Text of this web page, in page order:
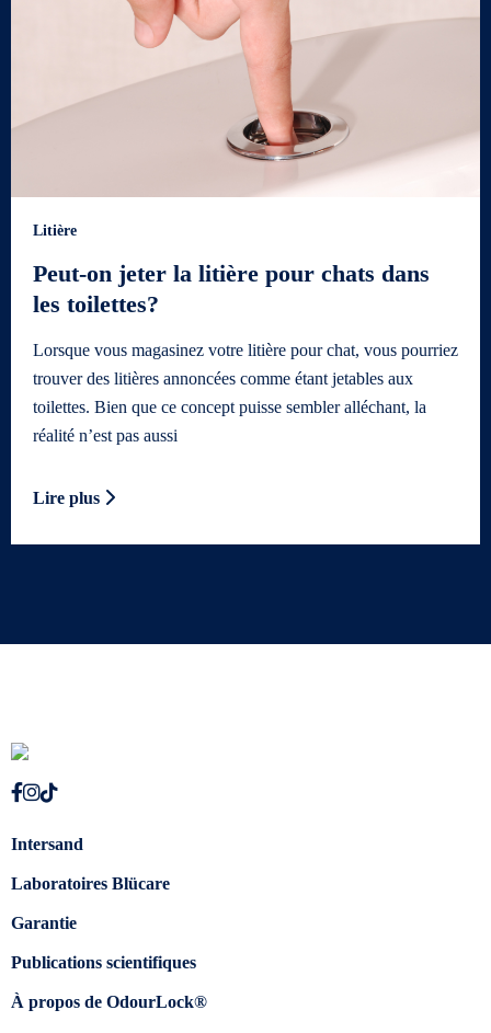
Litière
Peut-on jeter la litière pour chats dans
les toilettes?
Lorsque vous magasinez votre litière pour chat, vous pourriez
trouver des litières annoncées comme étant jetables aux
toilettes. Bien que ce concept puisse sembler alléchant, la
réalité n’est pas aussi
Lire plus
Intersand
Laboratoires Blücare
Garantie
Publications scientifiques
À propos de OdourLock®